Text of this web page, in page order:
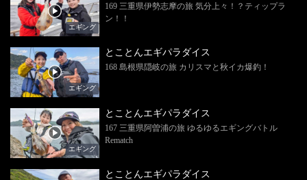
エギング
169 三重県伊勢志摩の旅 気分上々！？ティップラ
ン！！
エギング
とことんエギパラダイス
168 島根県隠岐の旅 カリスマと秋イカ爆釣！
エギング
とことんエギパラダイス
167 三重県阿曽浦の旅 ゆるゆるエギングバトル
Rematch
とことんエギパラダイス